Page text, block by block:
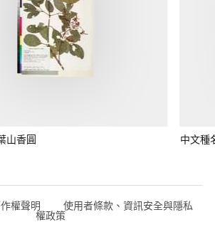
山香圓 中文種
權聲明 使用者條款、資訊安全與隱私
權政策